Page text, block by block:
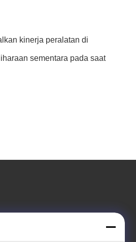
kinerja peralatan di
sementara pada saat
Industri Xinkai, Jalan Jinye 2,